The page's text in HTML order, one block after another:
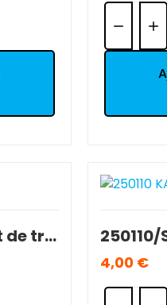
Quantité:
250110/Support de triangles AV T2M 1/10 Séries 5000/7000 OCCASION BE.
4,00 €
Quantité: